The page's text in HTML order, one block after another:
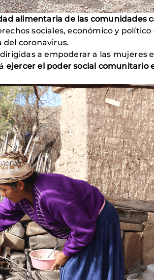
alimentaria de las comunidades
sociales, económico y
del coronavirus.
a empoderar a las
ejercer el poder social comunitario